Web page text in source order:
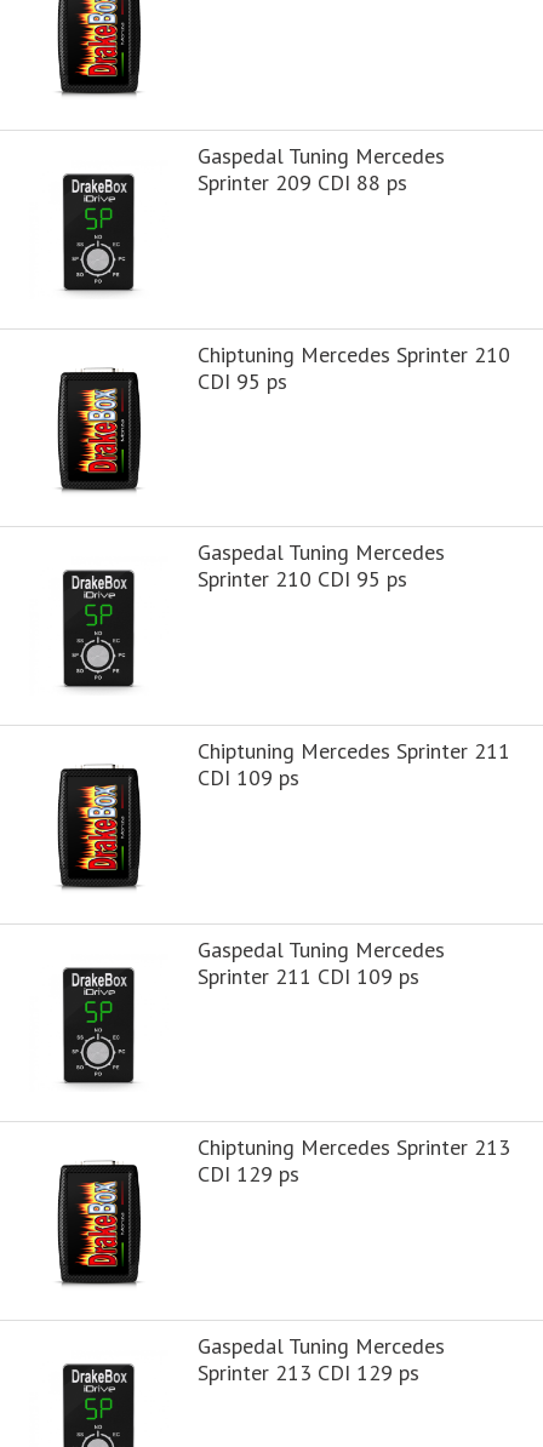
Gaspedal Tuning Mercedes
Sprinter 209 CDI 88 ps
Chiptuning Mercedes Sprinter 210
CDI 95 ps
Gaspedal Tuning Mercedes
Sprinter 210 CDI 95 ps
Chiptuning Mercedes Sprinter 211
CDI 109 ps
Gaspedal Tuning Mercedes
Sprinter 211 CDI 109 ps
Chiptuning Mercedes Sprinter 213
CDI 129 ps
Gaspedal Tuning Mercedes
Sprinter 213 CDI 129 ps